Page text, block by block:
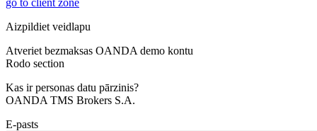
go to client zone
Aizpildiet veidlapu
Atveriet bezmaksas OANDA demo kontu
Rodo section
Kas ir personas datu pārzinis?
OANDA TMS Brokers S.A.
E-pasts